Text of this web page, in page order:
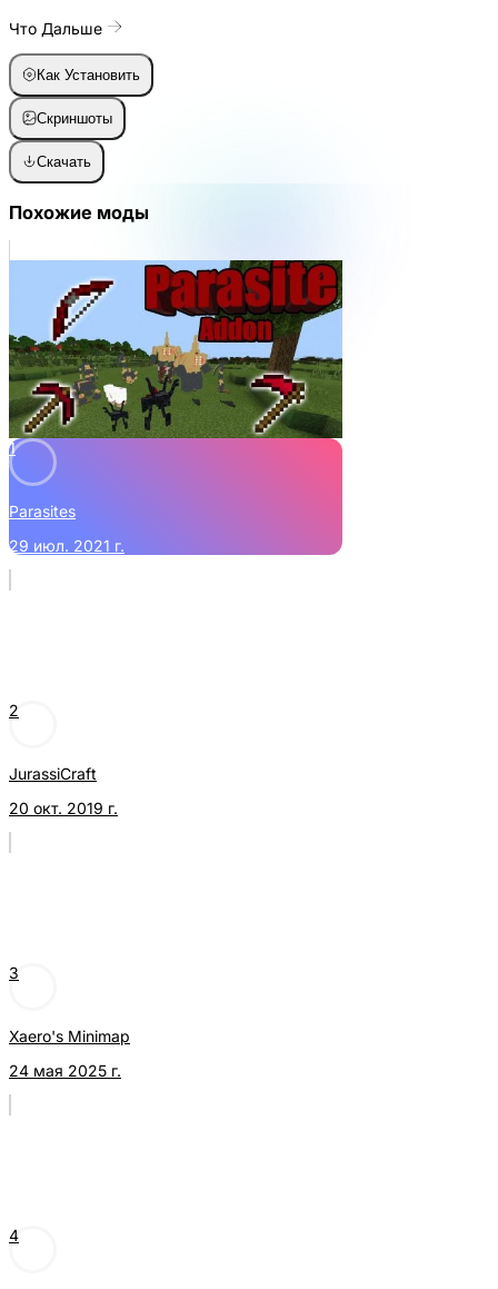
Что Дальше
Как Установить
Скриншоты
Скачать
Похожие моды
1
Parasites
29 июл. 2021 г.
2
JurassiCraft
20 окт. 2019 г.
3
Xaero's Minimap
24 мая 2025 г.
4